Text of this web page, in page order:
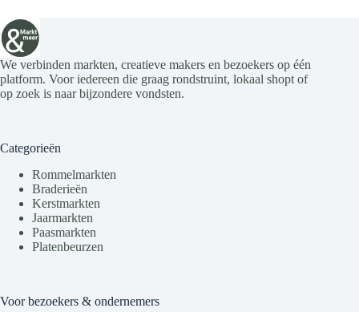
We verbinden markten, creatieve makers en bezoekers op één
platform. Voor iedereen die graag rondstruint, lokaal shopt of
op zoek is naar bijzondere vondsten.
Categorieën
Rommelmarkten
Braderieën
Kerstmarkten
Jaarmarkten
Paasmarkten
Platenbeurzen
Voor bezoekers & ondernemers